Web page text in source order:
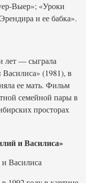
Выер»; «Уроки
и ее бабка».
лет — сыграла
(1981), в
ее мать. Фильм
семейной пары в
просторах
и Василиса»